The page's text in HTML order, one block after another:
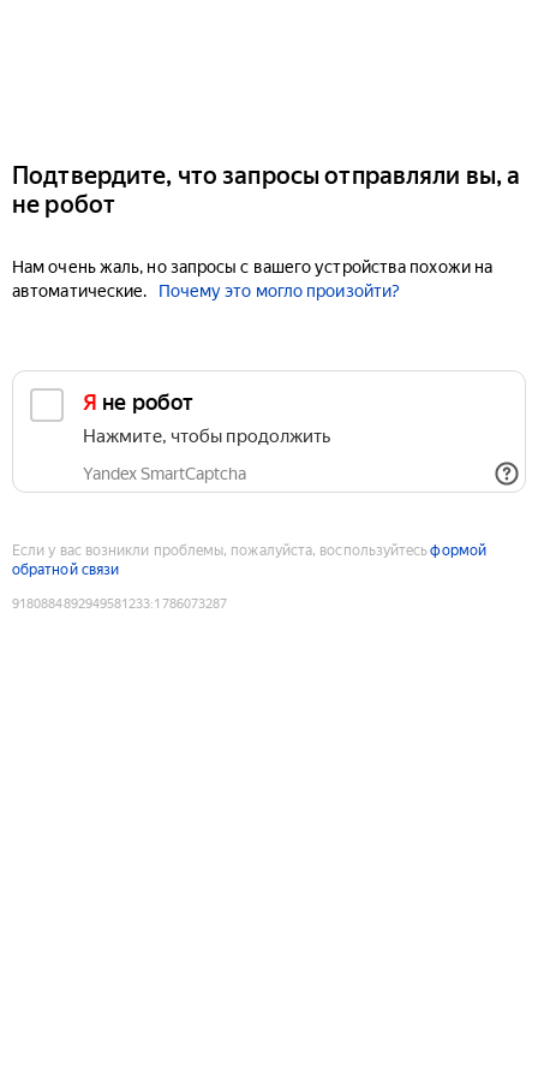
Подтвердите, что запросы отправляли вы, а
не робот
Нам очень жаль, но запросы с вашего устройства похожи на
автоматические.
Почему это могло произойти?
Я не робот
Нажмите, чтобы продолжить
Yandex SmartCaptcha
Если у вас возникли проблемы, пожалуйста, воспользуйтесьформой
обратной связи
9180884892949581233:1786073287